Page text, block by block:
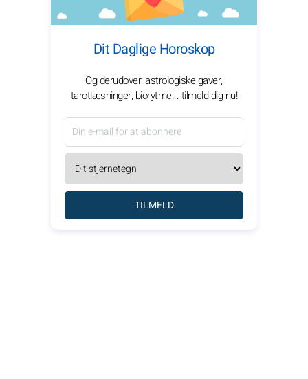
Dit Daglige Horoskop
Og derudover: astrologiske gaver,
tarotlæsninger, biorytme... tilmeld dig nu!
TILMELD